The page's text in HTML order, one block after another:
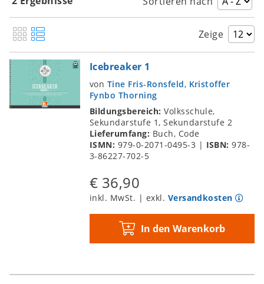
Stimmumfang: Die Randbereiche ausloten
Sing mit: Stimmübungen an bereits
bekannten Melodien
Singen in 3D: Klangdifferenzierung und
Anregungen aus der CVT
Singergy: Singen + Synergie + Energie
Rhythmus im Fokus: Groove, Metrum und
Timing
Fokus Tonhöhe und Intonation
Klang im Fokus: Harmonie und
Klangverschmelzung
Fokus Input und Output: Empathie,
Identifikation und Expressivität
Einsingprogramme
Zeige
Icebreaker 1
von Tine Fris-Ronsfeld, Kristoffer
Fynbo Thorning
Bildungsbereich:Volksschule,
Sekundarstufe 1, Sekundarstufe 2
Lieferumfang: Buch, Code
ISMN: 979-0-2071-0495-3 | ISBN:978-
3-86227-702-5
€ 36,90
inkl. MwSt. | exkl. Versandkosten
In den Warenkorb